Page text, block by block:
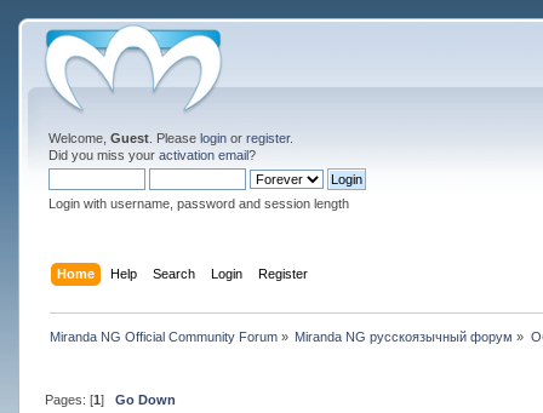
Welcome, Guest. Please loginor register.
Did you miss your activation email?
Login with username, password and session length
Home Help Search Login Register
Miranda NG Official Community Forum» Miranda NG русскоязычный форум »
Pages: [1] Go Down